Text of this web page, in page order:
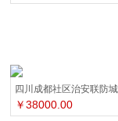
￥38000.00